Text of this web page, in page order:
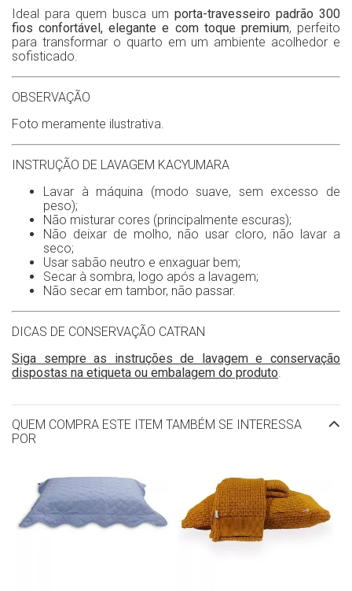
Ideal para quem busca um porta-travesseiro padrão 300
fios confortável, elegante e com toque premium, perfeito
para transformar o quarto em um ambiente acolhedor e
sofisticado.
OBSERVAÇÃO
Foto meramente ilustrativa.
INSTRUÇÃO DE LAVAGEM KACYUMARA
Lavar à máquina (modo suave, sem excesso de
peso);
Não misturar cores (principalmente escuras);
Não deixar de molho, não usar cloro, não lavar a
seco;
Usar sabão neutro e enxaguar bem;
Secar à sombra, logo após a lavagem;
Não secar em tambor, não passar.
DICAS DE CONSERVAÇÃO CATRAN
Siga sempre as instruções de lavagem e conservação
dispostas na etiqueta ou embalagem do produto
QUEM COMPRA ESTE ITEM TAMBÉM SE INTERESSA
POR